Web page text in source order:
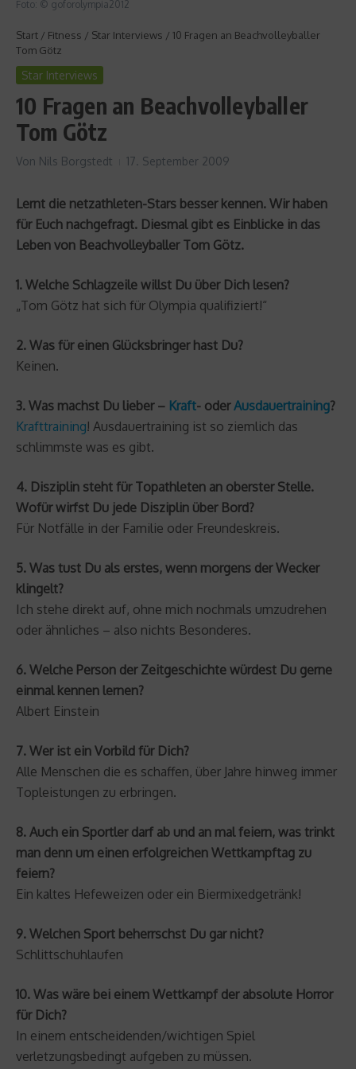
Foto: © goforolympia2012
Start / Fitness / Star Interviews / 10 Fragen an Beachvolleyballer
Tom Götz
Star Interviews
10 Fragen an Beachvolleyballer
Tom Götz
Von Nils Borgstedt 17. September 2009
Lernt die netzathleten-Stars besser kennen. Wir haben
für Euch nachgefragt. Diesmal gibt es Einblicke in das
Leben von Beachvolleyballer Tom Götz.
1. Welche Schlagzeile willst Du über Dich lesen?
„Tom Götz hat sich für Olympia qualifiziert!“
2. Was für einen Glücksbringer hast Du?
Keinen.
3. Was machst Du lieber – Kraft- oderAusdauertraining?
Krafttraining! Ausdauertraining ist so ziemlich das
schlimmste was es gibt.
4. Disziplin steht für Topathleten an oberster Stelle.
Wofür wirfst Du jede Disziplin über Bord?
Für Notfälle in der Familie oder Freundeskreis.
5. Was tust Du als erstes, wenn morgens der Wecker
klingelt?
Ich stehe direkt auf, ohne mich nochmals umzudrehen
oder ähnliches – also nichts Besonderes.
6. Welche Person der Zeitgeschichte würdest Du gerne
einmal kennen lernen?
Albert Einstein
7. Wer ist ein Vorbild für Dich?
Alle Menschen die es schaffen, über Jahre hinweg immer
Topleistungen zu erbringen.
8. Auch ein Sportler darf ab und an mal feiern, was trinkt
man denn um einen erfolgreichen Wettkampftag zu
feiern?
Ein kaltes Hefeweizen oder ein Biermixedgetränk!
9. Welchen Sport beherrschst Du gar nicht?
Schlittschuhlaufen
10. Was wäre bei einem Wettkampf der absolute Horror
für Dich?
In einem entscheidenden/wichtigen Spiel
verletzungsbedingt aufgeben zu müssen.